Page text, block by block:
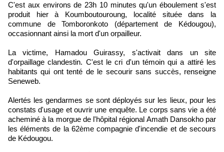
C'est aux environs de 23h 10 minutes qu'un éboulement s'est
produit hier à Koumboutouroung, localité située dans la
commune de Tomboronkoto (département de Kédougou),
occasionnant ainsi la mort d'un orpailleur.
La victime, Hamadou Guirassy, s'activait dans un site
d'orpaillage clandestin. C'est le cri d'un témoin qui a attiré les
habitants qui ont tenté de le secourir sans succès, renseigne
Seneweb.
Alertés les gendarmes se sont déployés sur les lieux, pour les
constats d'usage et ouvrir une enquête. Le corps sans vie a été
acheminé à la morgue de l'hôpital régional Amath Dansokho par
les éléments de la 62ème compagnie d'incendie et de secours
de Kédougou.